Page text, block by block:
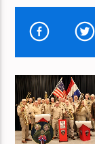
HUIDIG NUMMER
NO TITLES